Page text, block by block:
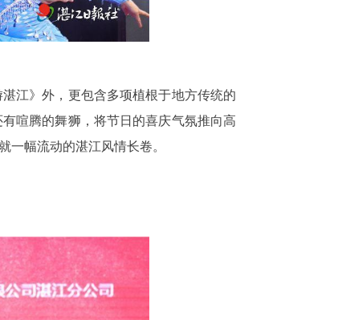
江》外，更包含多项植根于地方传统的
喧腾的舞狮，将节日的喜庆气氛推向高
幅流动的湛江风情长卷。